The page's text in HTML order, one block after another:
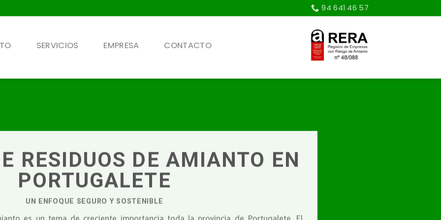
94 641 46 57
SERVICIOS EMPRESA CONTACTO
RESIDUOS DE AMIANTO EN
PORTUGALETE
UN ENFOQUE SEGURO Y SOSTENIBLE